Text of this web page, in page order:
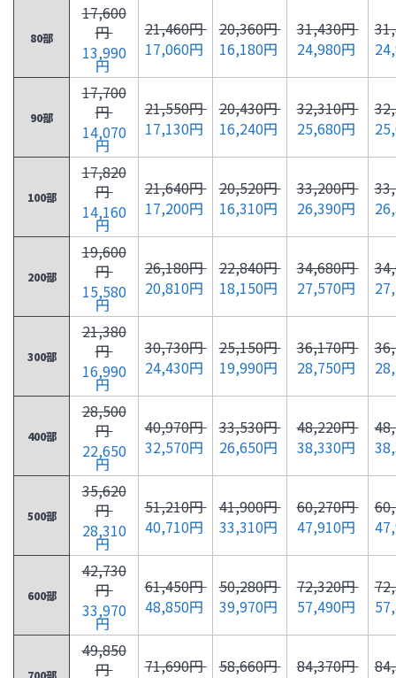
80部
17,600
円
13,990
円
21,460円
17,060円
20,360円
16,180円
31,430円
24,980円
90部
17,700
円
14,070
円
21,550円
17,130円
20,430円
16,240円
32,310円
25,680円
100部
17,820
円
14,160
円
21,640円
17,200円
20,520円
16,310円
33,200円
26,390円
200部
19,600
円
15,580
円
26,180円
20,810円
22,840円
18,150円
34,680円
27,570円
300部
21,380
円
16,990
円
30,730円
24,430円
25,150円
19,990円
36,170円
28,750円
400部
28,500
円
22,650
円
40,970円
32,570円
33,530円
26,650円
48,220円
38,330円
500部
35,620
円
28,310
円
51,210円
40,710円
41,900円
33,310円
60,270円
47,910円
600部
42,730
円
33,970
円
61,450円
48,850円
50,280円
39,970円
72,320円
57,490円
700部
49,850
円
71,690円 58,660円
84,370円